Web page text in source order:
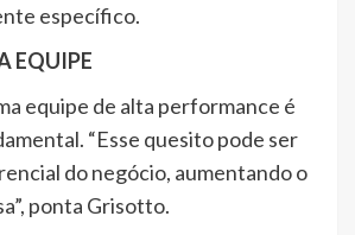
específico.
EQUIPE
equipe de alta performance é
“Esse quesito pode ser
do negócio, aumentando o
ponta Grisotto.